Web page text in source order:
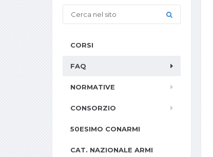
CORSI
FAQ
NORMATIVE
CONSORZIO
50ESIMO CONARMI
CAT. NAZIONALE ARMI